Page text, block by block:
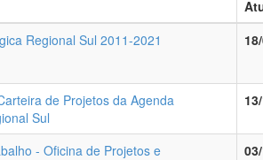
Regional Sul 2011-2021
de Projetos da Agenda
Sul
- Oficina de Projetos e